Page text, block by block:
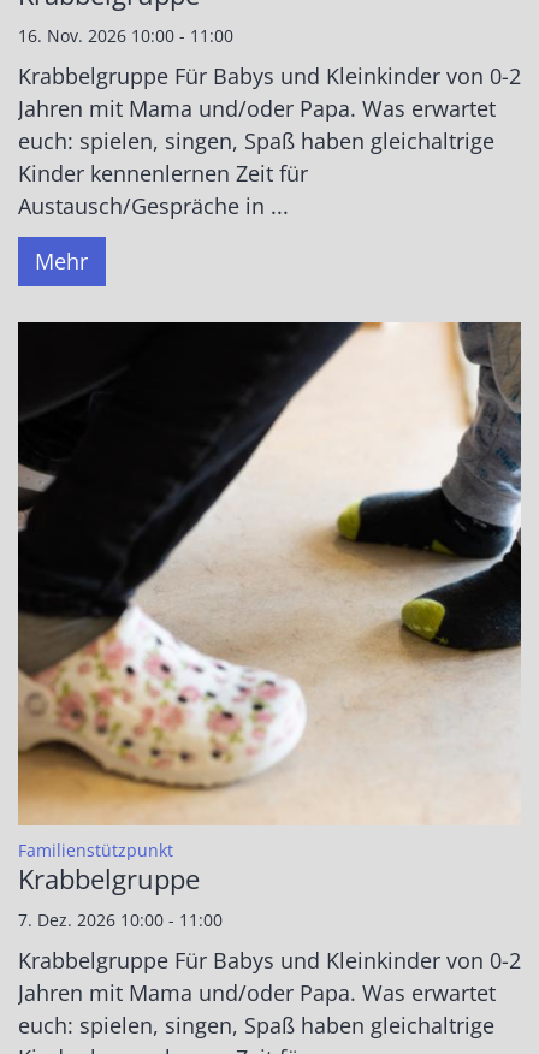
16. Nov. 2026 10:00 - 11:00
Krabbelgruppe Für Babys und Kleinkinder von 0-2
Jahren mit Mama und/oder Papa. Was erwartet
euch: spielen, singen, Spaß haben gleichaltrige
Kinder kennenlernen Zeit für
Austausch/Gespräche in ...
Mehr
Familienstützpunkt:
Krabbelgruppe
7. Dez. 2026 10:00 - 11:00
Krabbelgruppe Für Babys und Kleinkinder von 0-2
Jahren mit Mama und/oder Papa. Was erwartet
euch: spielen, singen, Spaß haben gleichaltrige